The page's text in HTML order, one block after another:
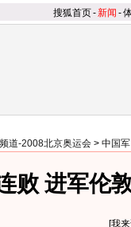
搜狐首页-新闻 -
道-2008北京奥运会 > 中国
败 进军伦
[我